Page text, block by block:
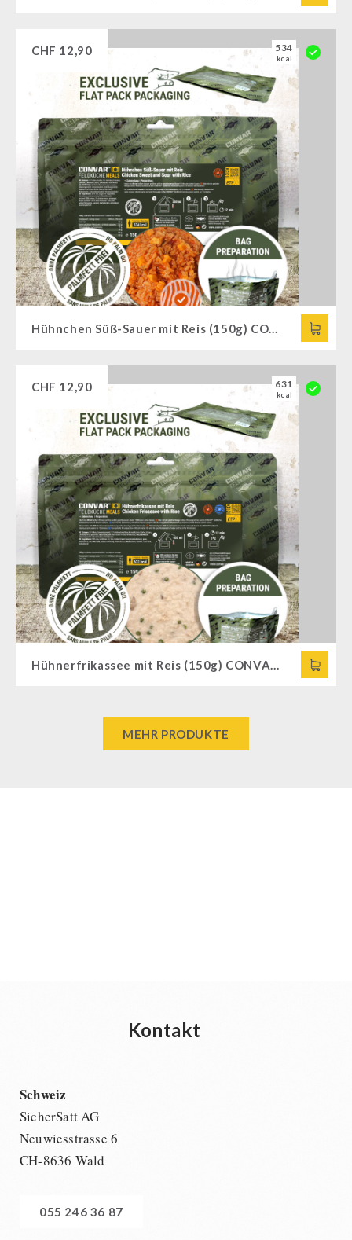
CHF 12,90 534
kcal
CHF 12,90 631
kcal
MEHR PRODUKTE
Kontakt
Schweiz
SicherSatt AG
Neuwiesstrasse 6
CH-8636 Wald
055 246 36 87